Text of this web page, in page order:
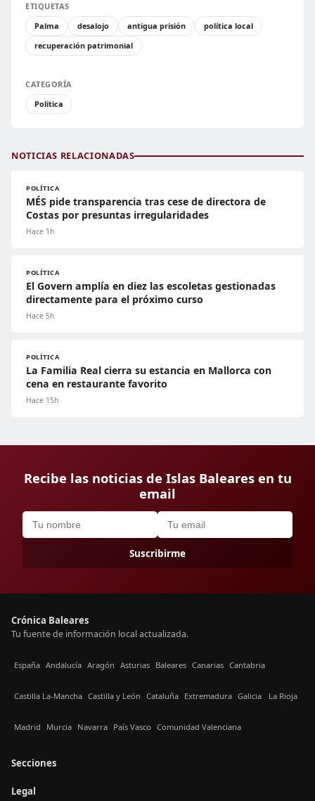
ETIQUETAS
Palma
desalojo antigua prisión
política local
recuperación patrimonial
CATEGORÍA
Política
NOTICIAS RELACIONADAS
POLÍTICA
MÉS pide transparencia tras cese de directora de
Costas por presuntas irregularidades
Hace 1h
POLÍTICA
El Govern amplía en diez las escoletas gestionadas
directamente para el próximo curso
Hace 5h
POLÍTICA
La Familia Real cierra su estancia en Mallorca con
cena en restaurante favorito
Hace 15h
Recibe las noticias de Islas Baleares en tu
email
Suscribirme
Crónica Baleares
Tu fuente de información local actualizada.
España Andalucía Aragón Asturias Baleares Canarias Cantabria
Castilla La-Mancha Castilla y León Cataluña Extremadura Galicia La Rioja
Madrid Murcia Navarra País Vasco Comunidad Valenciana
Secciones
Legal